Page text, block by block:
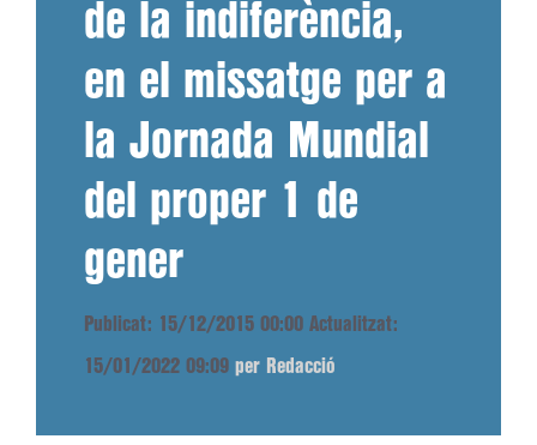
de la indiferència,
en el missatge per a
la Jornada Mundial
del proper 1 de
gener
Publicat: 15/12/2015 00:00 Actualitzat:
15/01/2022 09:09 per Redacció